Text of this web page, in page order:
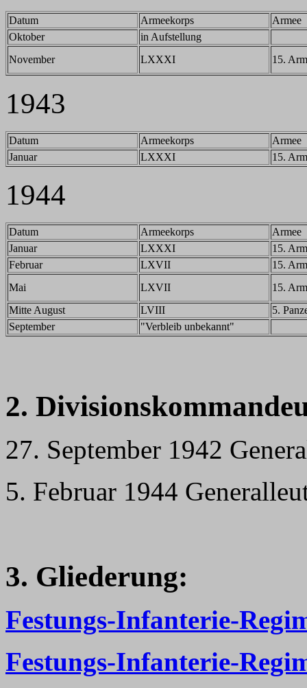
Datum Armeekorps
Armee
Oktober
in Aufstellung
November
LXXXI 15.
1943
Datum Armeekorps
Armee
Januar
LXXXI 15.
1944
Datum Armeekorps
Armee
Januar
LXXXI
15.
Februar
LXVII
15.
Mai
LXVII
15.
Mitte August
LVIII
5.
September
"Verbleib unbekannt"
2.
27. September 1942
5. Februar 1944
3. Gliederung:
Festungs-Infanterie-
Festungs-Infanterie-